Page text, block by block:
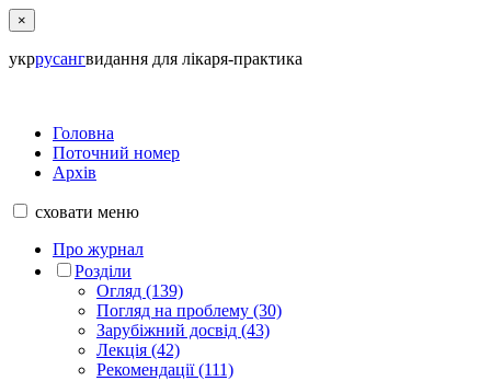
×
укррусангвидання для лікаря-практика
Головна
Поточний номер
Архів
сховати меню
Про журнал
Розділи
Огляд (139)
Погляд на проблему (30)
Зарубіжний досвід (43)
Лекція (42)
Рекомендації (111)